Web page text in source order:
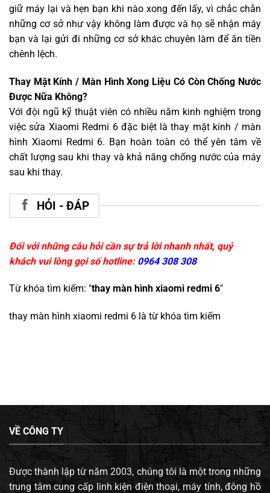
giữ máy lại và hẹn bạn khi nào xong đến lấy, vì chắc chắn
những cơ sở như vậy không làm được và họ sẽ nhận máy
bạn và lại gửi đi những cơ sở khác chuyên làm để ăn tiền
chênh lệch.
Thay Mặt Kính / Màn Hình Xong Liệu Có Còn Chống Nước
Được Nữa Không?
Với đội ngũ kỹ thuật viên có nhiều năm kinh nghiệm trong
việc sửa Xiaomi Redmi 6 đặc biệt là thay mặt kính / màn
hình Xiaomi Redmi 6. Bạn hoàn toàn có thể yên tâm về
chất lượng sau khi thay và khả năng chống nước của máy
sau khi thay.
HỎI - ĐÁP
Đối với những câu hỏi cần sự trả lời nhanh nhất, quý
khách vui lòng gọi số hotline: 0964 308 308
Từ khóa tìm kiếm: "thay màn hình xiaomi redmi 6"
thay màn hình xiaomi redmi 6 là từ khóa tìm kiếm
VỀ CÔNG TY
Được thành lập từ năm 2003, chúng tôi là một trong những
trung tâm cung cấp linh kiện điện thoại, máy tính, đông hồ